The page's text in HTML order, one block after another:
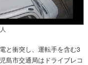
と衝突し、運転手を含む3
島市交通局はドライブレコ